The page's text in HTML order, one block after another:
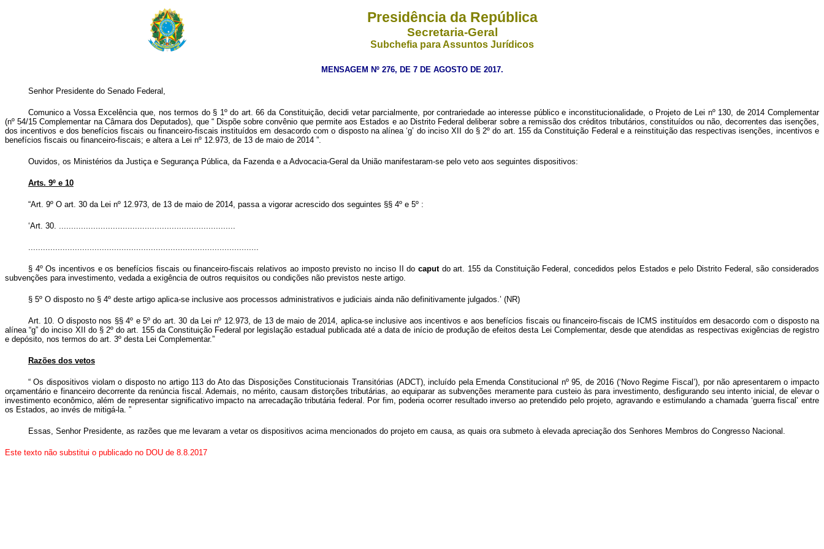
Presidência da República
Secretaria-Geral
Subchefia para Assuntos Jurídicos
MENSAGEM Nº 276, DE 7 DE AGOSTO DE 2017.
Senhor Presidente do Senado Federal,
Comunico a Vossa Excelência que, nos termos do § 1º do art. 66 da Constituição, decidi vetar parcialmente, por contrariedade ao interesse público e inconstitucionalidade, o Projeto de Lei nº 130, de 2014 Complementar
(nº 54/15 Complementar na Câmara dos Deputados), que “ Dispõe sobre convênio que permite aos Estados e ao Distrito Federal deliberar sobre a remissão dos créditos tributários, constituídos ou não, decorrentes das isenções,
dos incentivos e dos benefícios fiscais ou financeiro-fiscais instituídos em desacordo com o disposto na alínea ‘g’ do inciso XII do § 2º do art. 155 da Constituição Federal e a reinstituição das respectivas isenções, incentivos e
benefícios fiscais ou financeiro-fiscais; e altera a Lei nº 12.973, de 13 de maio de 2014 ”.
Ouvidos, os Ministérios da Justiça e Segurança Pública, da Fazenda e a Advocacia-Geral da União manifestaram-se pelo veto aos seguintes dispositivos:
Arts. 9º e 10
“Art. 9º O art. 30 da Lei nº 12.973, de 13 de maio de 2014, passa a vigorar acrescido dos seguintes §§ 4º e 5º :
‘Art. 30. ........................................................................
..............................................................................................
§ 4º Os incentivos e os benefícios fiscais ou financeiro-fiscais relativos ao imposto previsto no inciso II do caput do art. 155 da Constituição Federal, concedidos pelos Estados e pelo Distrito Federal, são considerados
subvenções para investimento, vedada a exigência de outros requisitos ou condições não previstos neste artigo.
§ 5º O disposto no § 4º deste artigo aplica-se inclusive aos processos administrativos e judiciais ainda não definitivamente julgados.’ (NR)
Art. 10. O disposto nos §§ 4º e 5º do art. 30 da Lei nº 12.973, de 13 de maio de 2014, aplica-se inclusive aos incentivos e aos benefícios fiscais ou financeiro-fiscais de ICMS instituídos em desacordo com o disposto na
alínea “g” do inciso XII do § 2º do art. 155 da Constituição Federal por legislação estadual publicada até a data de início de produção de efeitos desta Lei Complementar, desde que atendidas as respectivas exigências de registro
e depósito, nos termos do art. 3º desta Lei Complementar.”
Razões dos vetos
“Os dispositivos violam o disposto no artigo 113 do Ato das Disposições Constitucionais Transitórias (ADCT), incluído pela Emenda Constitucional nº 95, de 2016 (‘Novo Regime Fiscal’), por não apresentarem o impacto
orçamentário e financeiro decorrente da renúncia fiscal. Ademais, no mérito, causam distorções tributárias, ao equiparar as subvenções meramente para custeio às para investimento, desfigurando seu intento inicial, de elevar o
investimento econômico, além de representar significativo impacto na arrecadação tributária federal. Por fim, poderia ocorrer resultado inverso ao pretendido pelo projeto, agravando e estimulando a chamada ‘guerra fiscal’ entre
os Estados, ao invés de mitigá-la. ”
Essas, Senhor Presidente, as razões que me levaram a vetar os dispositivos acima mencionados do projeto em causa, as quais ora submeto à elevada apreciação dos Senhores Membros do Congresso Nacional.
Este texto não substitui o publicado no DOU de 8.8.2017